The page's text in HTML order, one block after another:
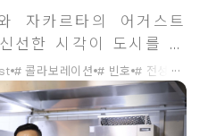
자카르타의 어거스트
한 시각이 도시를 초
의 모습을 선보인다.
# 콜라보레이션 # 빈호 # 전성빈셰프
...